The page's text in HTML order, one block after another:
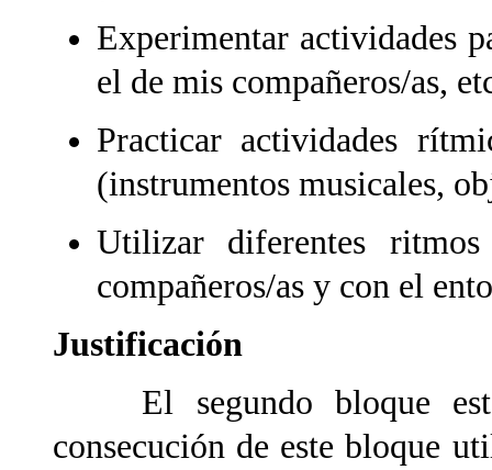
Experimentar actividades
el de mis compañeros/as,
Practicar actividades
(instrumentos musicales,
Utilizar diferentes
compañeros/as y con el
Justificación
El segundo bloque
consecución de este bloque